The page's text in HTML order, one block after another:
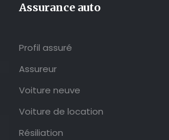
Assurance auto
Profil assuré
Assureur
Voiture neuve
Voiture de location
Résiliation